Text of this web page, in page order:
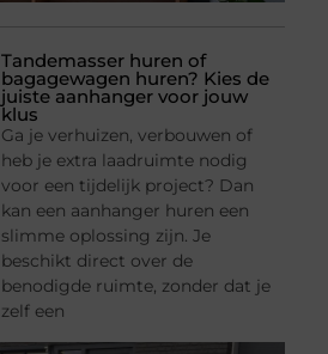
Tandemasser huren of
bagagewagen huren? Kies de
juiste aanhanger voor jouw
klus
Ga je verhuizen, verbouwen of
heb je extra laadruimte nodig
voor een tijdelijk project? Dan
kan een aanhanger huren een
slimme oplossing zijn. Je
beschikt direct over de
benodigde ruimte, zonder dat je
zelf een